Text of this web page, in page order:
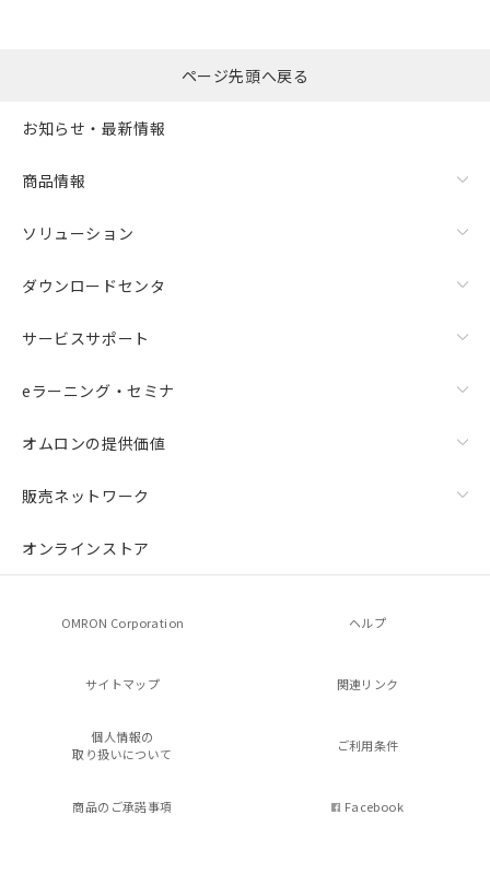
ページ先頭へ戻る
お知らせ・最新情報
商品情報
ソリューション
ダウンロードセンタ
サービスサポート
eラーニング・セミナ
オムロンの提供価値
販売ネットワーク
オンラインストア
OMRON Corporation ヘルプ
サイトマップ 関連リンク
個人情報の
取り扱いについて
ご利用条件
商品のご承諾事項 Facebook